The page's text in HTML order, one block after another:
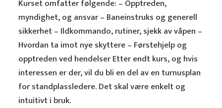
Kurset omfatter følgende: – Opptreden,
myndighet, og ansvar – Baneinstruks og generell
sikkerhet – Ildkommando, rutiner, sjekk av våpen –
Hvordan ta imot nye skyttere – Førstehjelp og
opptreden ved hendelser Etter endt kurs, og hvis
interessen er der, vil du bli en del av en turnusplan
for standplassledere. Det skal være enkelt og
intuitivt i bruk.